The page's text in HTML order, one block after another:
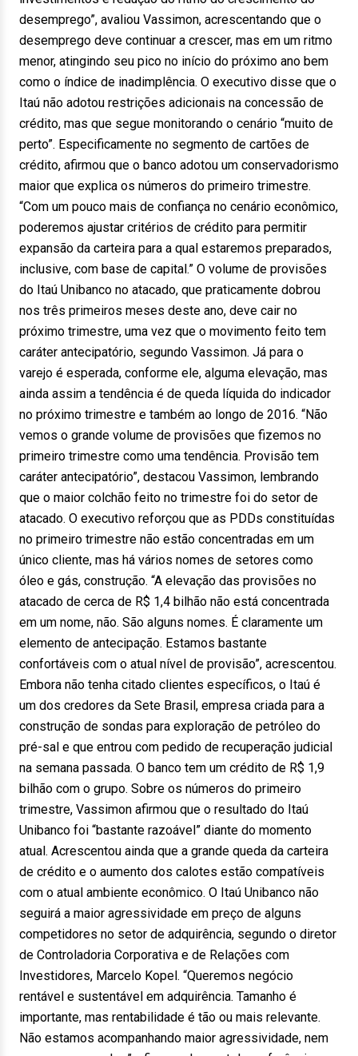
desemprego”, avaliou Vassimon, acrescentando que o
desemprego deve continuar a crescer, mas em um ritmo
menor, atingindo seu pico no início do próximo ano bem
como o índice de inadimplência. O executivo disse que o
Itaú não adotou restrições adicionais na concessão de
crédito, mas que segue monitorando o cenário “muito de
perto”. Especificamente no segmento de cartões de
crédito, afirmou que o banco adotou um conservadorismo
maior que explica os números do primeiro trimestre.
“Com um pouco mais de confiança no cenário econômico,
poderemos ajustar critérios de crédito para permitir
expansão da carteira para a qual estaremos preparados,
inclusive, com base de capital.” O volume de provisões
do Itaú Unibanco no atacado, que praticamente dobrou
nos três primeiros meses deste ano, deve cair no
próximo trimestre, uma vez que o movimento feito tem
caráter antecipatório, segundo Vassimon. Já para o
varejo é esperada, conforme ele, alguma elevação, mas
ainda assim a tendência é de queda líquida do indicador
no próximo trimestre e também ao longo de 2016. “Não
vemos o grande volume de provisões que fizemos no
primeiro trimestre como uma tendência. Provisão tem
caráter antecipatório”, destacou Vassimon, lembrando
que o maior colchão feito no trimestre foi do setor de
atacado. O executivo reforçou que as PDDs constituídas
no primeiro trimestre não estão concentradas em um
único cliente, mas há vários nomes de setores como
óleo e gás, construção. “A elevação das provisões no
atacado de cerca de R$ 1,4 bilhão não está concentrada
em um nome, não. São alguns nomes. É claramente um
elemento de antecipação. Estamos bastante
confortáveis com o atual nível de provisão”, acrescentou.
Embora não tenha citado clientes específicos, o Itaú é
um dos credores da Sete Brasil, empresa criada para a
construção de sondas para exploração de petróleo do
pré-sal e que entrou com pedido de recuperação judicial
na semana passada. O banco tem um crédito de R$ 1,9
bilhão com o grupo. Sobre os números do primeiro
trimestre, Vassimon afirmou que o resultado do Itaú
Unibanco foi “bastante razoável” diante do momento
atual. Acrescentou ainda que a grande queda da carteira
de crédito e o aumento dos calotes estão compatíveis
com o atual ambiente econômico. O Itaú Unibanco não
seguirá a maior agressividade em preço de alguns
competidores no setor de adquirência, segundo o diretor
de Controladoria Corporativa e de Relações com
Investidores, Marcelo Kopel. “Queremos negócio
rentável e sustentável em adquirência. Tamanho é
importante, mas rentabilidade é tão ou mais relevante.
Não estamos acompanhando maior agressividade, nem